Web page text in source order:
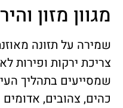
מגוון מזון
שמירה על תזונה
צריכת ירקות ופירות
שמסייעים בתהליך
כהים, צהובים,